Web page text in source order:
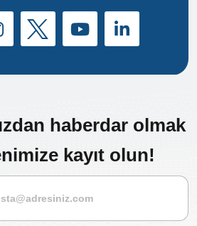
haberdar olmak
kayıt olun!